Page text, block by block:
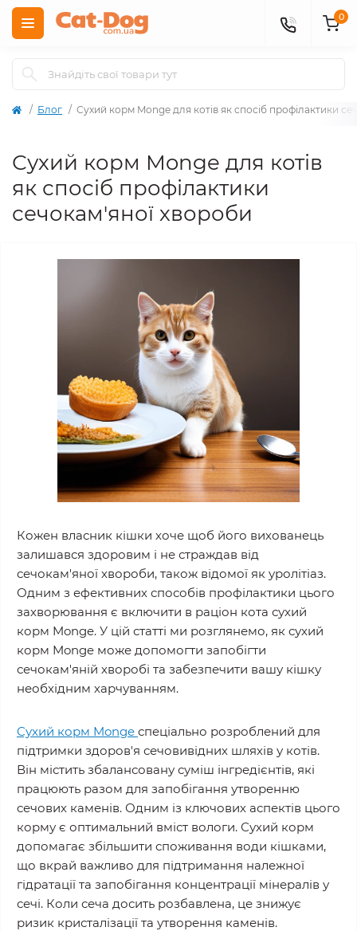
0
Блог Сухий корм Monge для котів як спосіб профілактики
Сухий корм Monge для котів
як спосіб профілактики
сечокам'яної хвороби
Кожен власник кішки хоче щоб його вихованець
залишався здоровим і не страждав від
сечокам'яної хвороби, також відомої як уролітіаз.
Одним з ефективних способів профілактики цього
захворювання є включити в раціон кота сухий
корм Monge. У цій статті ми розглянемо, як сухий
корм Monge може допомогти запобігти
сечокам'яній хворобі та забезпечити вашу кішку
необхідним харчуванням.
Сухий корм Monge спеціально розроблений для
підтримки здоров'я сечовивідних шляхів у котів.
Він містить збалансовану суміш інгредієнтів, які
працюють разом для запобігання утворенню
сечових каменів. Одним із ключових аспектів цього
корму є оптимальний вміст вологи. Сухий корм
допомагає збільшити споживання води кішками,
що вкрай важливо для підтримання належної
гідратації та запобігання концентрації мінералів у
сечі. Коли сеча досить розбавлена, це знижує
ризик кристалізації та утворення каменів.